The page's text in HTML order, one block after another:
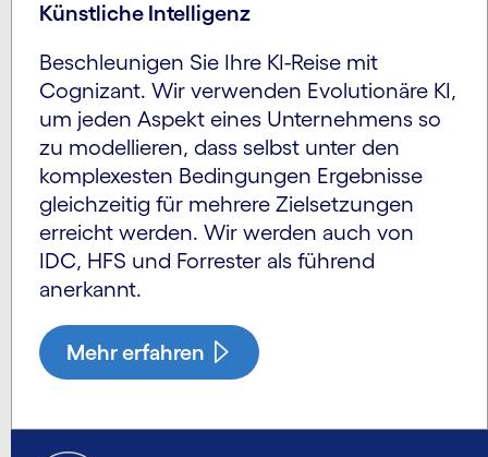
Künstliche Intelligenz
Beschleunigen Sie Ihre KI-Reise mit
Cognizant. Wir verwenden Evolutionäre KI,
um jeden Aspekt eines Unternehmens so
zu modellieren, dass selbst unter den
komplexesten Bedingungen Ergebnisse
gleichzeitig für mehrere Zielsetzungen
erreicht werden. Wir werden auch von
IDC, HFS und Forrester als führend
anerkannt.
Mehr erfahren